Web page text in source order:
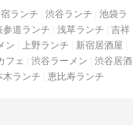
ランチ 渋谷ランチ 池袋ラ
参道ランチ 浅草ランチ 吉祥
ン 上野ランチ
新宿居酒屋
フェ 渋谷ラーメン 渋谷居酒
木ランチ 恵比寿ランチ